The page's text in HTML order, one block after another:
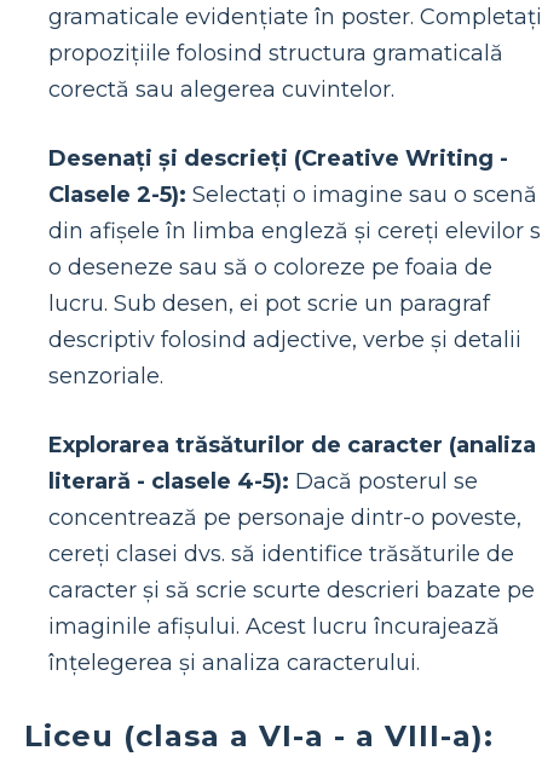
gramaticale evidențiate în poster. Completați
propozițiile folosind structura gramaticală
corectă sau alegerea cuvintelor.
Desenați și descrieți (Creative Writing -
Clasele 2-5): Selectați o imagine sau o scenă
din afișele în limba engleză și cereți elevilor
o deseneze sau să o coloreze pe foaia de
lucru. Sub desen, ei pot scrie un paragraf
descriptiv folosind adjective, verbe și detalii
senzoriale.
Explorarea trăsăturilor de caracter (analiza
literară - clasele 4-5): Dacă posterul se
concentrează pe personaje dintr-o poveste,
cereți clasei dvs. să identifice trăsăturile de
caracter și să scrie scurte descrieri bazate pe
imaginile afișului. Acest lucru încurajează
înțelegerea și analiza caracterului.
Liceu (clasa a VI-a - a VIII-a):